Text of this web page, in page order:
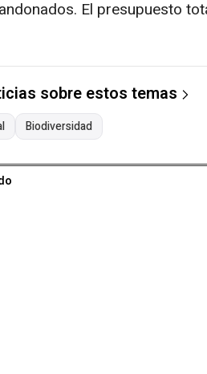
El presupuesto
sobre estos temas
Biodiversidad